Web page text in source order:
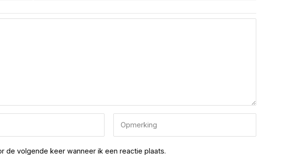
de volgende keer wanneer ik een reactie plaats.